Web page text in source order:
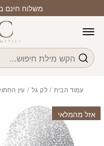
משלוח חינם
חיפוש
עמוד הבית / לק גל / עין
אזל מהמלאי